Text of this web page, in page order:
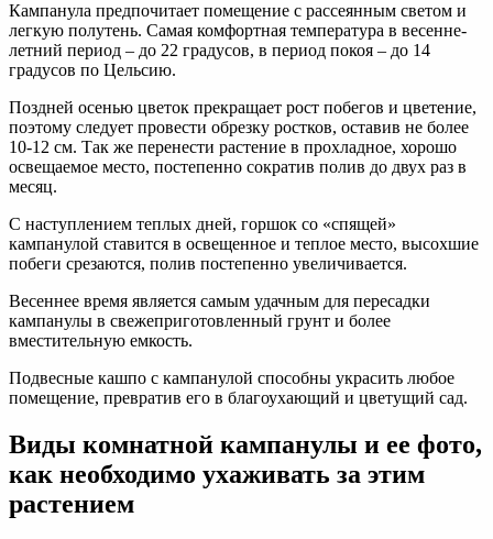
Кампанула предпочитает помещение с рассеянным светом и
легкую полутень. Самая комфортная температура в весенне-
летний период – до 22 градусов, в период покоя – до 14
градусов по Цельсию.
Поздней осенью цветок прекращает рост побегов и цветение,
поэтому следует провести обрезку ростков, оставив не более
10-12 см. Так же перенести растение в прохладное, хорошо
освещаемое место, постепенно сократив полив до двух раз в
месяц.
С наступлением теплых дней, горшок со «спящей»
кампанулой ставится в освещенное и теплое место, высохшие
побеги срезаются, полив постепенно увеличивается.
Весеннее время является самым удачным для пересадки
кампанулы в свежеприготовленный грунт и более
вместительную емкость.
Подвесные кашпо с кампанулой способны украсить любое
помещение, превратив его в благоухающий и цветущий сад.
Виды комнатной кампанулы и ее фото,
как необходимо ухаживать за этим
растением